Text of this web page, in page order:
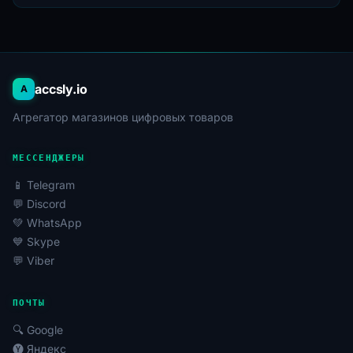
так и включать активированные платные подписки
(Pro Lite, Pro I, Pro II, Pro III) с увеличенными
лимитами хранилища до 16 ТБ. Это позволяет
потребностям по объему и функционалу. Все
данных и конфиденциальности.
Надежность и безопасность использования
Сервис Mega.nz известен своей надежностью и
безопасностью. Использование клиентского
аккаунта имеет доступ к своим файлам. Даже при
безопасности платформы остаются неизменными,
A accsly.io
Агрегатор магазинов цифровых товаров
МЕССЕНДЖЕРЫ
📱 Telegram
💬 Discord
💚 WhatsApp
💙 Skype
💬 Viber
ПОЧТЫ
🔍 Google
🅨 Яндекс